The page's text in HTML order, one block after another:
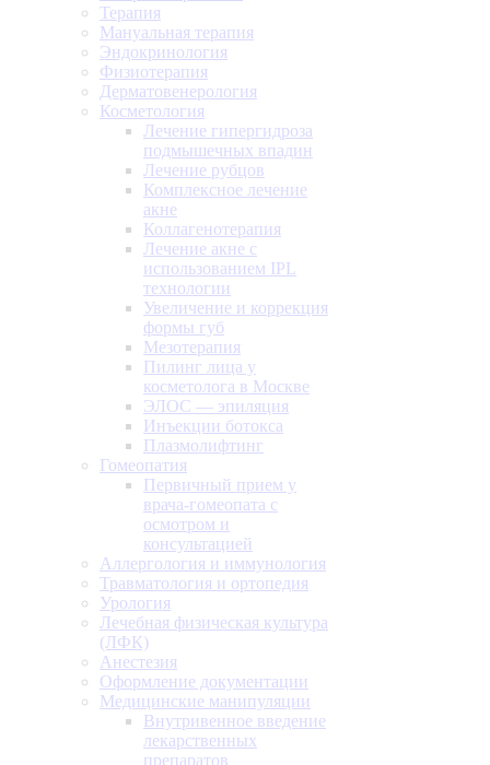
Терапия
Мануальная терапия
Эндокринология
Физиотерапия
Дерматовенерология
Косметология
Лечение гипергидроза
подмышечных впадин
Лечение рубцов
Комплексное лечение
акне
Коллагенотерапия
Лечение акне с
использованием IPL
технологии
Увеличение и коррекция
формы губ
Мезотерапия
Пилинг лица у
косметолога в Москве
ЭЛОС — эпиляция
Инъекции ботокса
Плазмолифтинг
Гомеопатия
Первичный прием у
врача-гомеопата с
осмотром и
консультацией
Аллергология и иммунология
Травматология и ортопедия
Урология
Лечебная физическая культура
(ЛФК)
Анестезия
Оформление документации
Медицинские манипуляции
Внутривенное введение
лекарственных
препаратов